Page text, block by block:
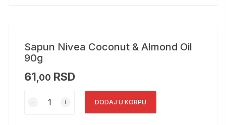
Sapun Nivea Coconut & Almond Oil
90g
61 ,00 RSD
DODAJ U KORPU